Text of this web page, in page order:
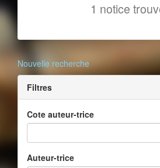
1 notice
Nouvelle recherche
Filtres
Cote auteur-trice
Auteur-trice